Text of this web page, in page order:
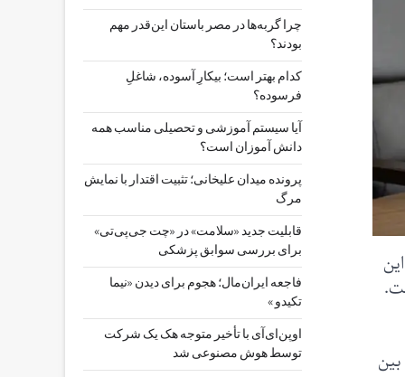
چرا گربه‌ها در مصر باستان این‌قدر مهم
بودند؟
کدام بهتر است؛ بیکارِ آسوده، شاغلِ
فرسوده؟
آیا سیستم آموزشی و تحصیلی مناسب همه
دانش آموزان است؟
پرونده میدان علیخانی؛ تثبیت اقتدار با نمایش
مرگ
قابلیت جدید «سلامت» در «چت ‌جی‌پی‌تی»
برای بررسی سوابق پزشکی
فاجعه ایران‌مال؛ هجوم برای دیدن «نیما
تکیدو »
اوپن‌ای‌آی با تأخیر متوجه هک یک شرکت
توسط هوش مصنوعی شد